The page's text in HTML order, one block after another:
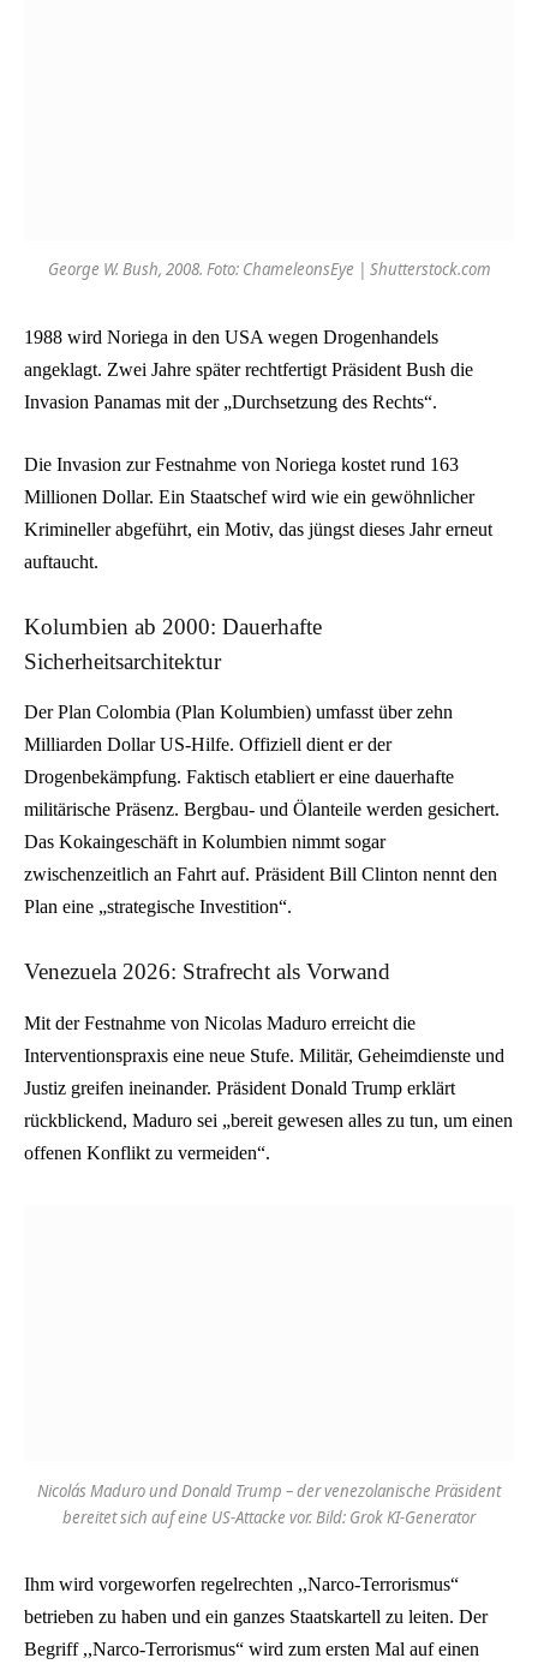
George W. Bush, 2008. Foto: ChameleonsEye | Shutterstock.com
1988 wird Noriega in den USA wegen Drogenhandels
angeklagt. Zwei Jahre später rechtfertigt Präsident Bush die
Invasion Panamas mit der „Durchsetzung des Rechts“.
Die Invasion zur Festnahme von Noriega kostet rund 163
Millionen Dollar. Ein Staatschef wird wie ein gewöhnlicher
Krimineller abgeführt, ein Motiv, das jüngst dieses Jahr erneut
auftaucht.
Kolumbien ab 2000: Dauerhafte
Sicherheitsarchitektur
Der Plan Colombia (Plan Kolumbien) umfasst über zehn
Milliarden Dollar US-Hilfe. Offiziell dient er der
Drogenbekämpfung. Faktisch etabliert er eine dauerhafte
militärische Präsenz. Bergbau- und Ölanteile werden gesichert.
Das Kokaingeschäft in Kolumbien nimmt sogar
zwischenzeitlich an Fahrt auf. Präsident Bill Clinton nennt den
Plan eine „strategische Investition“.
Venezuela 2026: Strafrecht als Vorwand
Mit der Festnahme von Nicolas Maduro erreicht die
Interventionspraxis eine neue Stufe. Militär, Geheimdienste und
Justiz greifen ineinander. Präsident Donald Trump erklärt
rückblickend, Maduro sei „bereit gewesen alles zu tun, um einen
offenen Konflikt zu vermeiden“.
Nicolás Maduro und Donald Trump – der venezolanische Präsident
bereitet sich auf eine US-Attacke vor. Bild: Grok KI-Generator
Ihm wird vorgeworfen regelrechten ,,Narco-Terrorismus“
betrieben zu haben und ein ganzes Staatskartell zu leiten. Der
Begriff ,,Narco-Terrorismus“ wird zum ersten Mal auf einen